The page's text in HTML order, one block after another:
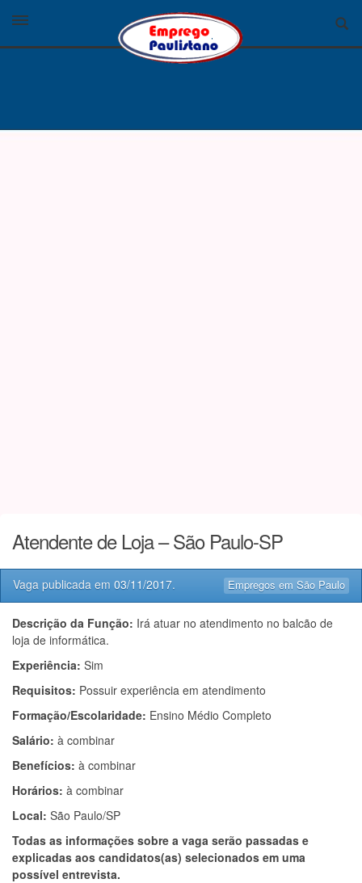
Atendente de Loja – São Paulo-SP
Empregos em São Paulo
Vaga publicada em 03/11/2017.
Descrição da Função: Irá atuar no atendimento no balcão de
loja de informática.
Experiência: Sim
Requisitos: Possuir experiência em atendimento
Formação/Escolaridade: Ensino Médio Completo
Salário: à combinar
Benefícios: à combinar
Horários: à combinar
Local: São Paulo/SP
Todas as informações sobre a vaga serão passadas e
explicadas aos candidatos(as) selecionados em uma
possível entrevista.